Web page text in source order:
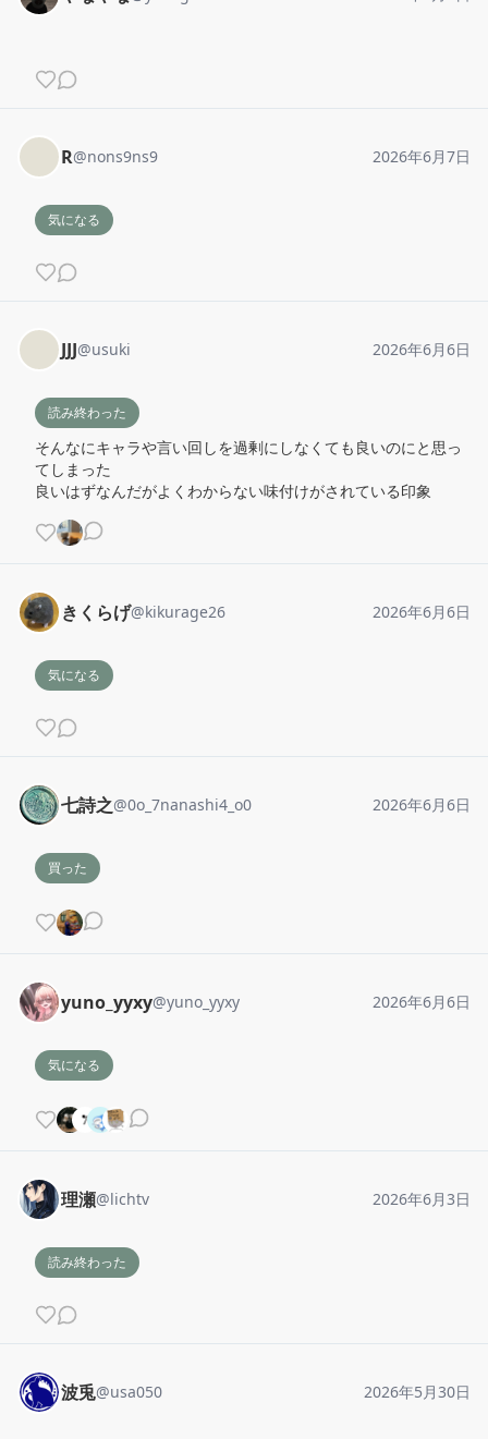
R@nons9ns9 2026年6月7日
気になる
JJJ@usuki 2026年6月6日
読み終わった
そんなにキャラや言い回しを過剰にしなくても良いのにと思っ
てしまった
良いはずなんだがよくわからない味付けがされている印象
きくらげ@kikurage26 2026年6月6日
気になる
七詩之@0o_7nanashi4_o0 2026年6月6日
買った
yuno_yyxy@yuno_yyxy 2026年6月6日
気になる
理瀬@lichtv 2026年6月3日
読み終わった
波兎@usa050 2026年5月30日